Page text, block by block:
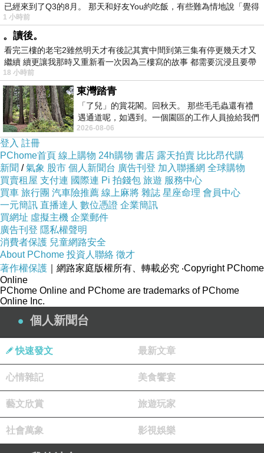
商品料號：31091-03
商品顏色：藍
商品內含：上衣1件
商品彈性：無
商品特色：印圖
商品產地：中國
商品規格：F
商品尺寸：單位(吋)
商品尺寸→胸圍→肩寬→袖長→衣長→腰
圍→下襬圍→上臂圍→袖口圍→內裡
已經來到了Q3的8月。 那天和好友You約吃飯，有些難為情地說「覺得
1 小時前
。讀後。
看完三樓的老宅2雖然明天才有後記其實中間到第三集有停更幾天才又
繼續 續更讓我那時又重新看一次因為三樓寫的故事 都需要沉浸且要帶
有
18 小時前
東灣踏青
「了兒」的賞花閣。回秋天。 那些毛毛蟲還有禮
遇通道呢，如遇到。一個園區的工作人員撿給我們
細賞。
2026-08-06
登入 註冊
PChome首頁 線上購物 24h購物 書店 露天拍賣 比比昂代購
新聞 /氣象 股市 個人新聞台 廣告刊登 加入聯播網 全球購物
買賣租屋 支付連 國際連 Pi 拍錢包 旅遊 服務中心
買車 旅行團 汽車險推薦 線上麻將 雜誌 星座命理 會員中心
一元簡訊 直播達人 數位憑證 企業簡訊
買網址 虛擬主機 企業郵件
廣告刊登 隱私權聲明
消費者保護 兒童網路安全
About PChome 投資人聯絡 徵才
著作權保護 ｜網路家庭版權所有、轉載必究 ‧Copyright PChome
Online
PChome Online and PChome are trademarks of PChome
Online Inc.
個人新聞台
快速發文 最新文章
心情雜記 美食饗宴
藝文欣賞 旅遊玩家
社會萬象 影視娛樂